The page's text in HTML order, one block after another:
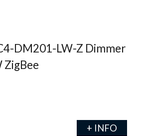
DM201-LW-Z Dimmer
ZigBee
+ INFO